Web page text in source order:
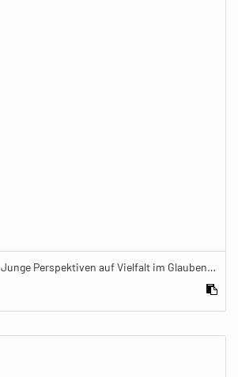
Beyond The Frame: Junge Perspektiven auf Vielfalt im Glauben - Frau mit Mala-Kette schreibt in Tagebuch